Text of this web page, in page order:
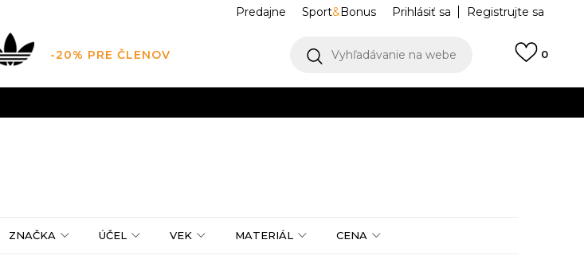
Prihlásiť sa Registrujte sa
Predajne Sport&Bonus
-20% PRE ČLENOV Vyhľadávanie na webe 0
ZNAČKA ÚČEL VEK MATERIÁL CENA